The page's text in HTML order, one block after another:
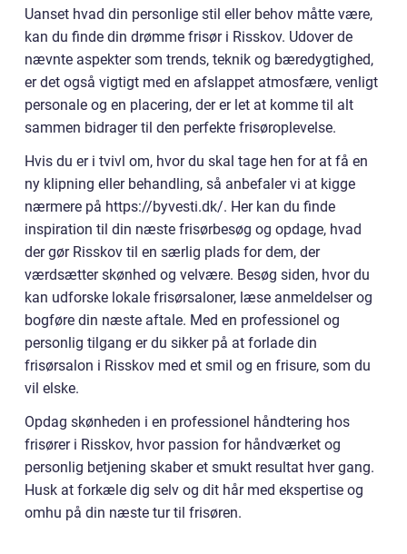
Uanset hvad din personlige stil eller behov måtte være,
kan du finde din drømme frisør i Risskov. Udover de
nævnte aspekter som trends, teknik og bæredygtighed,
er det også vigtigt med en afslappet atmosfære, venligt
personale og en placering, der er let at komme til alt
sammen bidrager til den perfekte frisøroplevelse.
Hvis du er i tvivl om, hvor du skal tage hen for at få en
ny klipning eller behandling, så anbefaler vi at kigge
nærmere på https://byvesti.dk/. Her kan du finde
inspiration til din næste frisørbesøg og opdage, hvad
der gør Risskov til en særlig plads for dem, der
værdsætter skønhed og velvære. Besøg siden, hvor du
kan udforske lokale frisørsaloner, læse anmeldelser og
bogføre din næste aftale. Med en professionel og
personlig tilgang er du sikker på at forlade din
frisørsalon i Risskov med et smil og en frisure, som du
vil elske.
Opdag skønheden i en professionel håndtering hos
frisører i Risskov, hvor passion for håndværket og
personlig betjening skaber et smukt resultat hver gang.
Husk at forkæle dig selv og dit hår med ekspertise og
omhu på din næste tur til frisøren.